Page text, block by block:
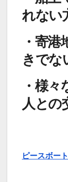
れない
・寄
きでな
・様
人との
ピースボー